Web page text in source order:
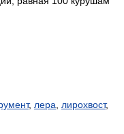
, лера лирохвост,